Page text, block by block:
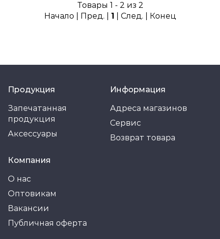
Товары 1 - 2 из 2
Начало | Пред. | 1 | След. | Конец
Продукция
Запечатанная
продукция
Аксессуары
Информация
Адреса магазинов
Сервис
Возврат товара
Компания
О нас
Оптовикам
Вакансии
Публичная оферта